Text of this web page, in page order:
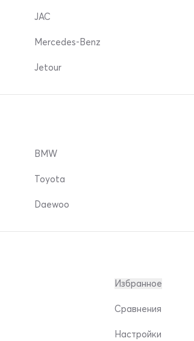
JAC
Mercedes-Benz
Jetour
BMW
Toyota
Daewoo
Избранное
Сравнения
Настройки